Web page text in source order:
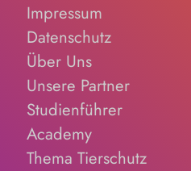
Impressum
Datenschutz
Über Uns
Unsere Partner
Studienführer
Academy
Thema Tierschutz